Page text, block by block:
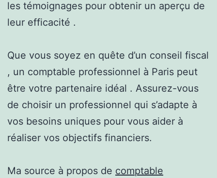
les témoignages pour obtenir un aperçu de
leur efficacité .
Que vous soyez en quête d’un conseil fiscal
, un comptable professionnel à Paris peut
être votre partenaire idéal . Assurez-vous
de choisir un professionnel qui s’adapte à
vos besoins uniques pour vous aider à
réaliser vos objectifs financiers.
Ma source à propos de comptable